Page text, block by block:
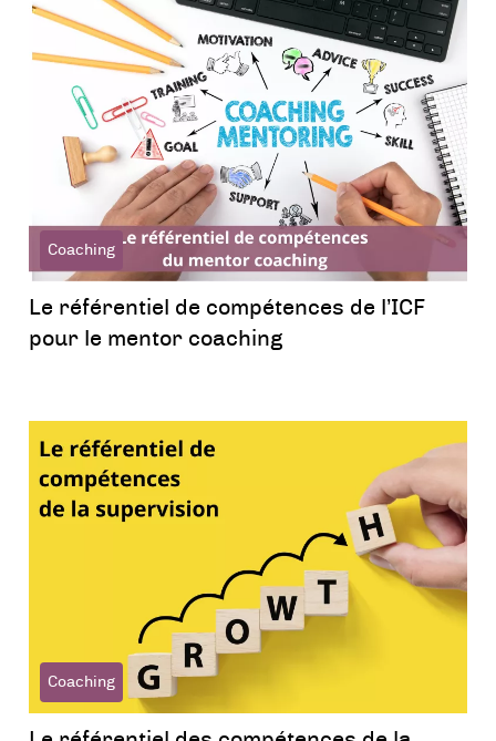
Coaching
Le référentiel de compétences de l’ICF
pour le mentor coaching
Coaching